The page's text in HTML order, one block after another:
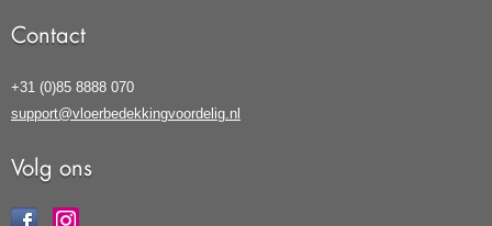
Contact
+31 (0)85 8888 070
support@vloerbedekkingvoordelig.nl
Volg ons